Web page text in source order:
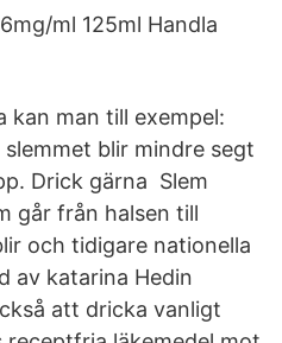
ml 125ml Handla
kan man till exempel:
blir mindre segt
Drick gärna Slem
går från halsen till
och tidigare nationella
av katarina Hedin
att dricka vanligt